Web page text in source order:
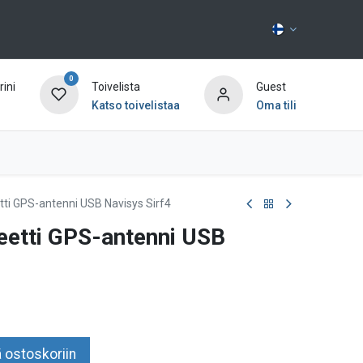
0
Toivelista
Katso toivelistaa
Guest
Oma tili
GPS-antenni USB Navisys Sirf4
GPS-antenni USB
ostoskoriin